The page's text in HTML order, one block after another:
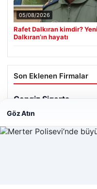
05/08/2026
Rafet Dalkıran kimdir?
Dalkıran’ın hayatı
Son Eklenen Firmalar
Web sitemizi nasıl
deneyiminizi
Göz Atın